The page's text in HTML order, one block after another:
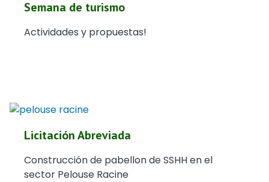
Semana de turismo
Actividades y propuestas!
Licitación Abreviada
Construcción de pabellon de SSHH en el
sector Pelouse Racine